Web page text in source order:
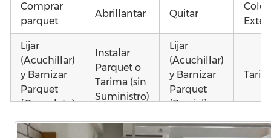
Comprar
parquet
Abrillantar Quitar
Lijar
(Acuchillar)
y Barnizar
Parquet
(Completo)
Instalar
Parquet o
Tarima (sin
Suministro)
Lijar
(Acuchillar)
y Barnizar
Parquet
(Parcial)
Instalar
Poner
Instalar